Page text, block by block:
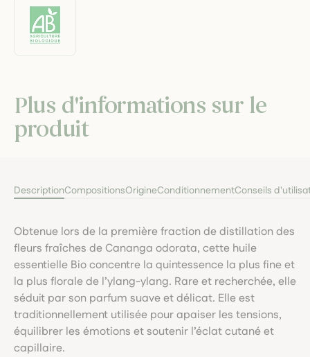
Plus d'informations sur le
produit
DescriptionCompositionsOrigineConditionnementConseils
Obtenue lors de la première fraction de distillation des
fleurs fraîches de Cananga odorata, cette huile
essentielle Bio concentre la quintessence la plus fine et
la plus florale de l’ylang-ylang. Rare et recherchée, elle
séduit par son parfum suave et délicat. Elle est
traditionnellement utilisée pour apaiser les tensions,
équilibrer les émotions et soutenir l’éclat cutané et
capillaire.